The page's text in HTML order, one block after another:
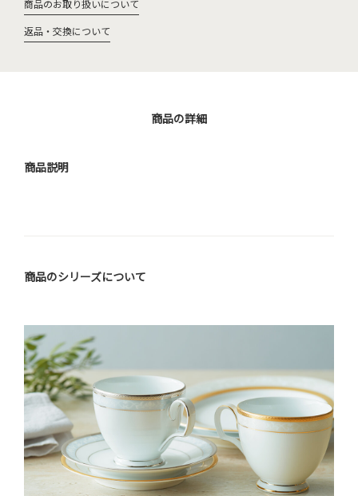
商品のお取り扱いについて
返品・交換について
商品の詳細
商品説明
商品のシリーズについて